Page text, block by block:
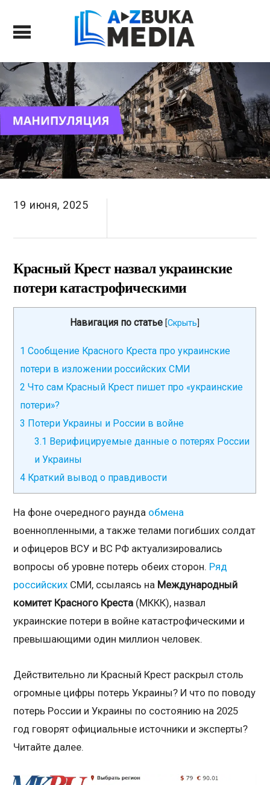
19 июня, 2025
Красный Крест назвал украинские
потери катастрофическими
Навигация по статье [Скрыть
1 Сообщение Красного Креста про украинские
потери в изложении российских СМИ
2 Что сам Красный Крест пишет про «украинские
потери»?
3 Потери Украины и России в войне
3.1 Верифицируемые данные о потерях России
и Украины
4 Краткий вывод о правдивости
На фоне очередного раунда обмена
военнопленными, а также телами погибших солдат
и офицеров ВСУ и ВС РФ актуализировались
вопросы об уровне потерь обеих сторон. Ряд
российских СМИ, ссылаясь на Международный
комитет Красного Креста (МККК), назвал
украинские потери в войне катастрофическими и
превышающими один миллион человек.
Действительно ли Красный Крест раскрыл столь
огромные цифры потерь Украины? И что по поводу
потерь России и Украины по состоянию на 2025
год говорят официальные источники и эксперты?
Читайте далее.